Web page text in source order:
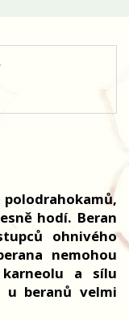
hodí. Beran
ohnivého
nemohou
a sílu
u beranů velmi